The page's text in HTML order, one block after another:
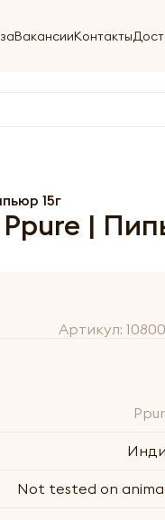
ВакансииКонтакты
15г
|
Артикул:
Not tested on